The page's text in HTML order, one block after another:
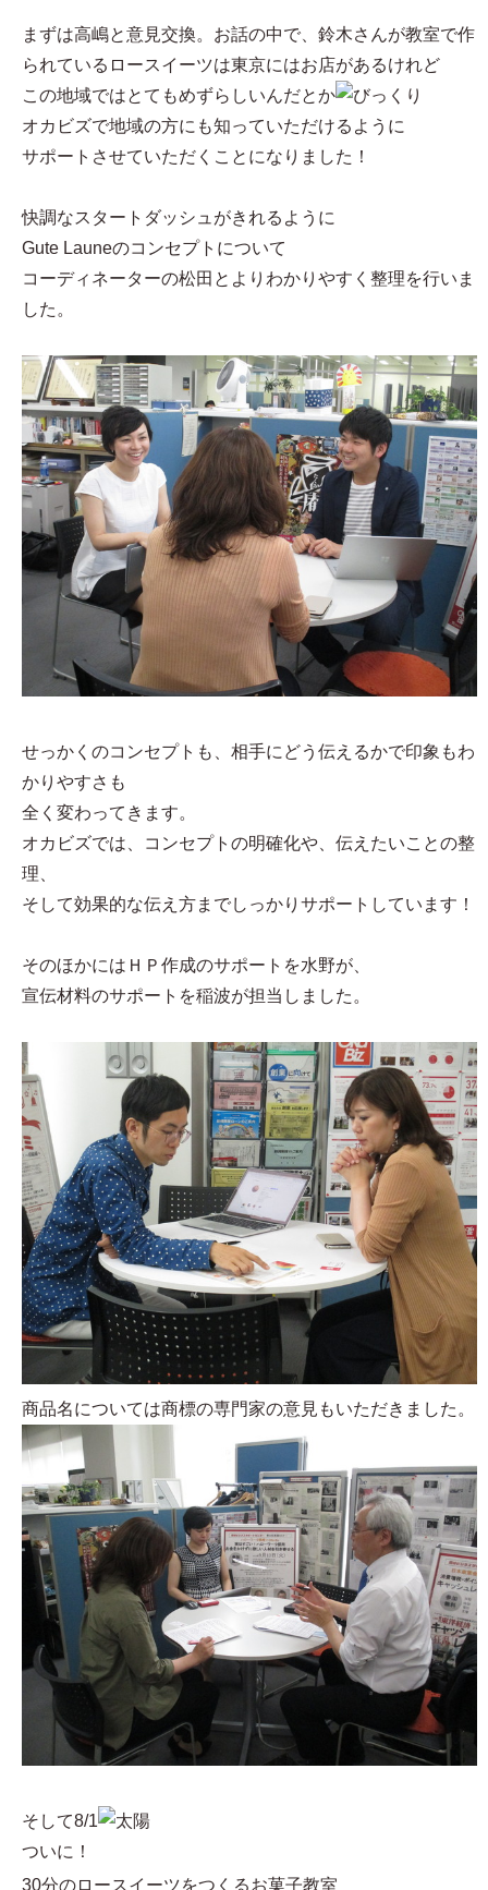
まずは高嶋と意見交換。お話の中で、鈴木さんが教室で作
られているロースイーツは東京にはお店があるけれど
この地域ではとてもめずらしいんだとか
オカビズで地域の方にも知っていただけるように
サポートさせていただくことになりました！
快調なスタートダッシュがきれるように
Gute Launeのコンセプトについて
コーディネーターの松田とよりわかりやすく整理を行いま
した。
せっかくのコンセプトも、相手にどう伝えるかで印象もわ
かりやすさも
全く変わってきます。
オカビズでは、コンセプトの明確化や、伝えたいことの整
理、
そして効果的な伝え方までしっかりサポートしています！
そのほかにはＨＰ作成のサポートを水野が、
宣伝材料のサポートを稲波が担当しました。
商品名については商標の専門家の意見もいただきました。
そして8/1
ついに！
30分のロースイーツをつくるお菓子教室